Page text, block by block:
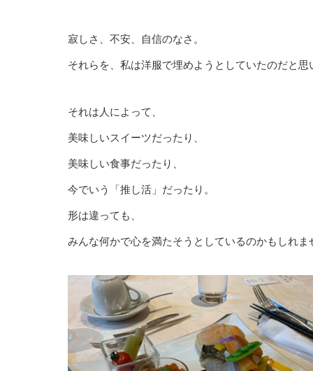
寂しさ、不安、自信のなさ。
それらを、私は洋服で埋めようとしていたのだと思
それは人によって、
美味しいスイーツだったり、
美味しい食事だったり、
今でいう「推し活」だったり。
形は違っても、
みんな何かで心を満たそうとしているのかもしれま